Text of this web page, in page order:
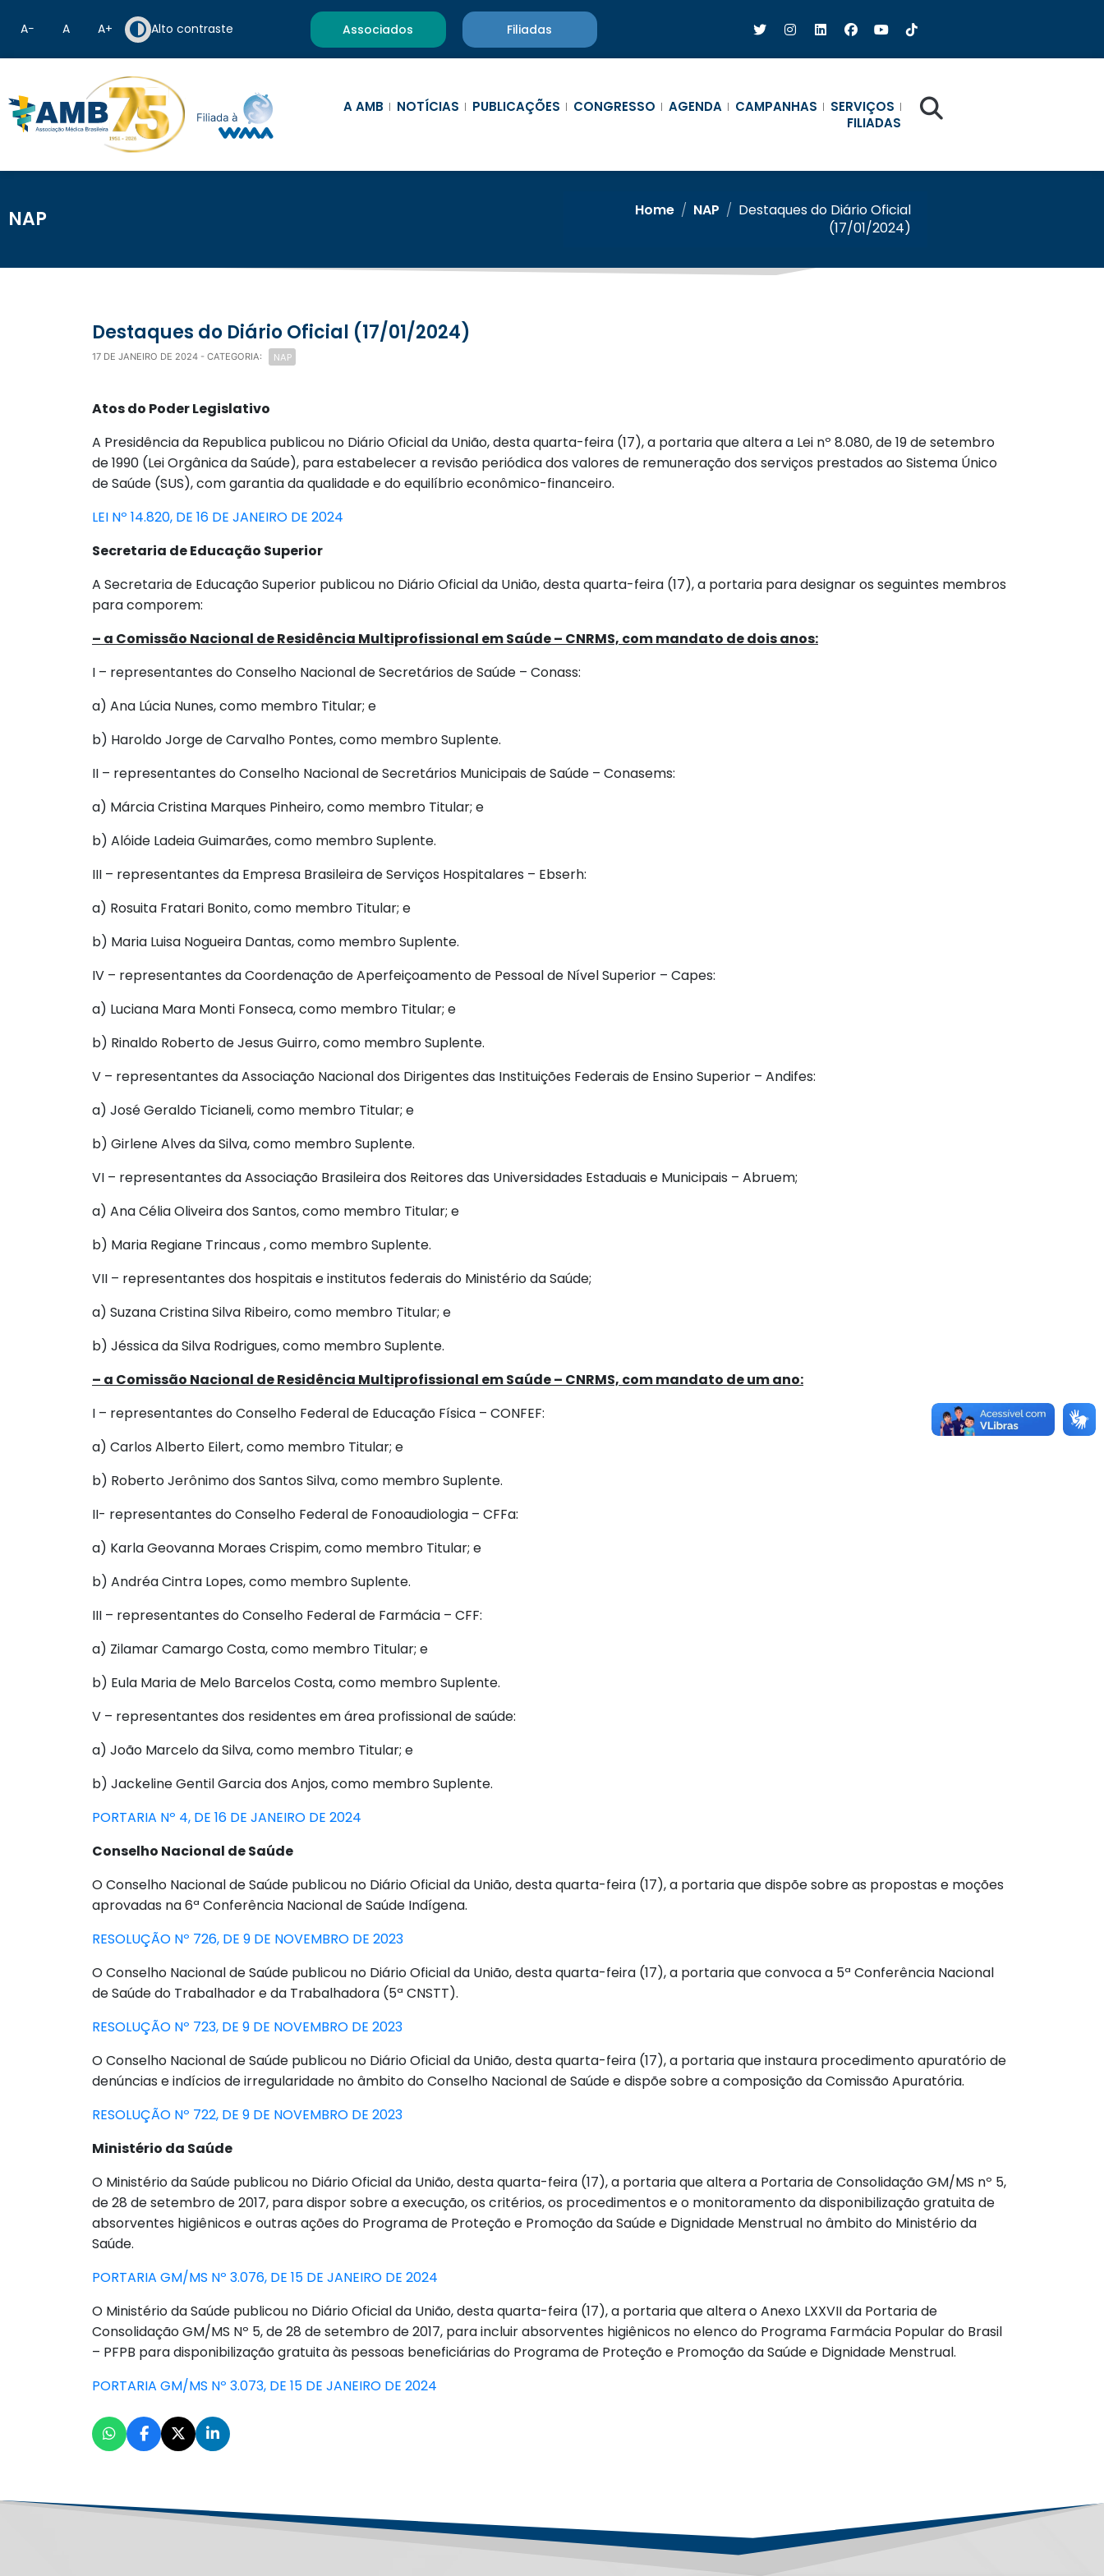
A− A A+ Alto contraste Associados Filiadas
A AMB NOTÍCIAS PUBLICAÇÕES CONGRESSO AGENDA CAMPANHAS
SERVIÇOS
FILIADAS
NAP Home / NAP / Destaques do Diário Oficial
(17/01/2024)
Destaques do Diário Oficial (17/01/2024)
17 DE JANEIRO DE 2024 - CATEGORIA: NAP
Atos do Poder Legislativo
A Presidência da Republica publicou no Diário Oficial da União, desta quarta-feira (17), a portaria que altera a Lei nº 8.080, de 19 de setembro
de 1990 (Lei Orgânica da Saúde), para estabelecer a revisão periódica dos valores de remuneração dos serviços prestados ao Sistema Único
de Saúde (SUS), com garantia da qualidade e do equilíbrio econômico-financeiro.
LEI Nº 14.820, DE 16 DE JANEIRO DE 2024
Secretaria de Educação Superior
A Secretaria de Educação Superior publicou no Diário Oficial da União, desta quarta-feira (17), a portaria para designar os seguintes membros
para comporem:
– a Comissão Nacional de Residência Multiprofissional em Saúde – CNRMS, com mandato de dois anos:
I – representantes do Conselho Nacional de Secretários de Saúde – Conass:
a) Ana Lúcia Nunes, como membro Titular; e
b) Haroldo Jorge de Carvalho Pontes, como membro Suplente.
II – representantes do Conselho Nacional de Secretários Municipais de Saúde – Conasems:
a) Márcia Cristina Marques Pinheiro, como membro Titular; e
b) Alóide Ladeia Guimarães, como membro Suplente.
III – representantes da Empresa Brasileira de Serviços Hospitalares – Ebserh:
a) Rosuita Fratari Bonito, como membro Titular; e
b) Maria Luisa Nogueira Dantas, como membro Suplente.
IV – representantes da Coordenação de Aperfeiçoamento de Pessoal de Nível Superior – Capes:
a) Luciana Mara Monti Fonseca, como membro Titular; e
b) Rinaldo Roberto de Jesus Guirro, como membro Suplente.
V – representantes da Associação Nacional dos Dirigentes das Instituições Federais de Ensino Superior – Andifes:
a) José Geraldo Ticianeli, como membro Titular; e
b) Girlene Alves da Silva, como membro Suplente.
VI – representantes da Associação Brasileira dos Reitores das Universidades Estaduais e Municipais – Abruem;
a) Ana Célia Oliveira dos Santos, como membro Titular; e
b) Maria Regiane Trincaus , como membro Suplente.
VII – representantes dos hospitais e institutos federais do Ministério da Saúde;
a) Suzana Cristina Silva Ribeiro, como membro Titular; e
b) Jéssica da Silva Rodrigues, como membro Suplente.
– a Comissão Nacional de Residência Multiprofissional em Saúde – CNRMS, com mandato de um ano:
I – representantes do Conselho Federal de Educação Física – CONFEF:
a) Carlos Alberto Eilert, como membro Titular; e
b) Roberto Jerônimo dos Santos Silva, como membro Suplente.
II- representantes do Conselho Federal de Fonoaudiologia – CFFa:
a) Karla Geovanna Moraes Crispim, como membro Titular; e
b) Andréa Cintra Lopes, como membro Suplente.
III – representantes do Conselho Federal de Farmácia – CFF:
a) Zilamar Camargo Costa, como membro Titular; e
b) Eula Maria de Melo Barcelos Costa, como membro Suplente.
V – representantes dos residentes em área profissional de saúde:
a) João Marcelo da Silva, como membro Titular; e
b) Jackeline Gentil Garcia dos Anjos, como membro Suplente.
PORTARIA Nº 4, DE 16 DE JANEIRO DE 2024
Conselho Nacional de Saúde
O Conselho Nacional de Saúde publicou no Diário Oficial da União, desta quarta-feira (17), a portaria que dispõe sobre as propostas e moções
aprovadas na 6ª Conferência Nacional de Saúde Indígena.
RESOLUÇÃO Nº 726, DE 9 DE NOVEMBRO DE 2023
O Conselho Nacional de Saúde publicou no Diário Oficial da União, desta quarta-feira (17), a portaria que convoca a 5ª Conferência Nacional
de Saúde do Trabalhador e da Trabalhadora (5ª CNSTT).
RESOLUÇÃO Nº 723, DE 9 DE NOVEMBRO DE 2023
O Conselho Nacional de Saúde publicou no Diário Oficial da União, desta quarta-feira (17), a portaria que instaura procedimento apuratório de
denúncias e indícios de irregularidade no âmbito do Conselho Nacional de Saúde e dispõe sobre a composição da Comissão Apuratória.
RESOLUÇÃO Nº 722, DE 9 DE NOVEMBRO DE 2023
Ministério da Saúde
O Ministério da Saúde publicou no Diário Oficial da União, desta quarta-feira (17), a portaria que altera a Portaria de Consolidação GM/MS nº 5,
de 28 de setembro de 2017, para dispor sobre a execução, os critérios, os procedimentos e o monitoramento da disponibilização gratuita de
absorventes higiênicos e outras ações do Programa de Proteção e Promoção da Saúde e Dignidade Menstrual no âmbito do Ministério da
Saúde.
PORTARIA GM/MS Nº 3.076, DE 15 DE JANEIRO DE 2024
O Ministério da Saúde publicou no Diário Oficial da União, desta quarta-feira (17), a portaria que altera o Anexo LXXVII da Portaria de
Consolidação GM/MS Nº 5, de 28 de setembro de 2017, para incluir absorventes higiênicos no elenco do Programa Farmácia Popular do Brasil
– PFPB para disponibilização gratuita às pessoas beneficiárias do Programa de Proteção e Promoção da Saúde e Dignidade Menstrual.
PORTARIA GM/MS Nº 3.073, DE 15 DE JANEIRO DE 2024